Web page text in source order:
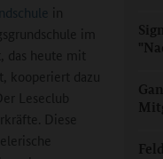
in
im
das heute mit
kooperiert dazu
Leseclub
Diese